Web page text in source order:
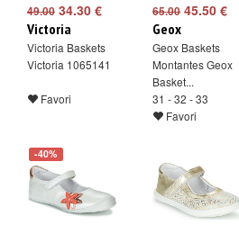
49.00 34.30 €
Victoria
Victoria Baskets
Victoria 1065141
Favori
65.0045.50 €
Geox
Geox Baskets
Montantes Geox
Basket...
31 - 32 - 33
Favori
-40%